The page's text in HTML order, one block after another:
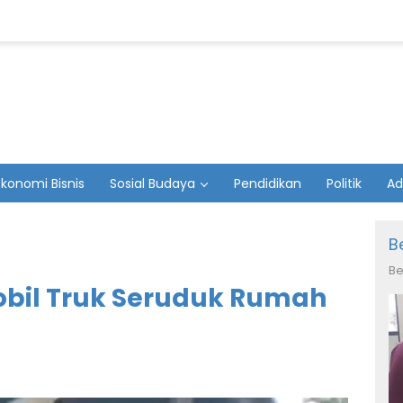
Bisnis Sosial Budaya Pendidikan Politik
Truk Seruduk Rumah